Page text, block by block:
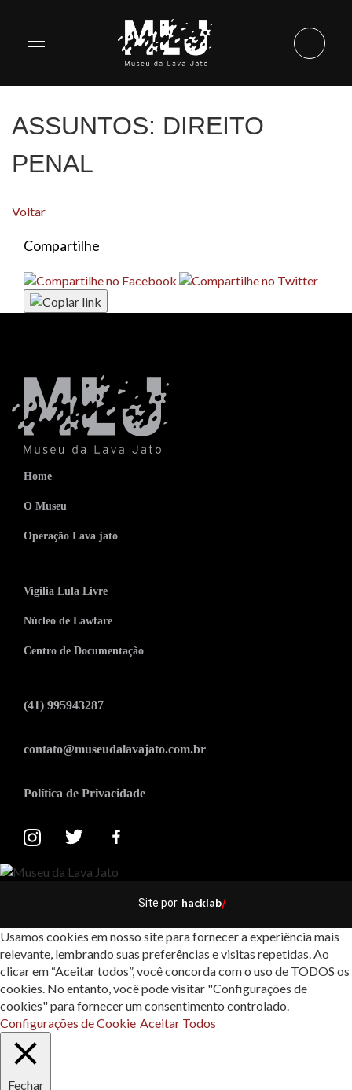
ASSUNTOS: DIREITO
PENAL
Voltar
Compartilhe
Home
O Museu
Operação Lava jato
Vigilia Lula Livre
Núcleo de Lawfare
Centro de Documentação
(41) 995943287
contato@museudalavajato.com.br
Política de Privacidade
Site por hacklab/
Usamos cookies em nosso site para fornecer a experiência mais
relevante, lembrando suas preferências e visitas repetidas. Ao
clicar em “Aceitar todos”, você concorda com o uso de TODOS os
cookies. No entanto, você pode visitar "Configurações de
cookies" para fornecer um consentimento controlado.
Configurações de Cookie Aceitar Todos
Fechar